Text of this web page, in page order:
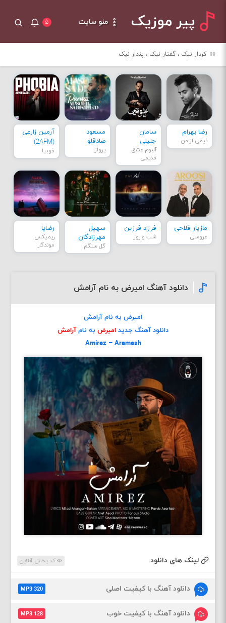
پیر موزیک منو سایت ۵
کردار نیک ، گفتار نیک ، پندار نیک
رضا بهرام
نیمی از من
سامان
جلیلی
آلبوم عشق
قدیمی
مسعود
صادقلو
پرواز
آرمین زارعی
(2AFM)
فوبیا
مازیار فلاحی
عروسی
فرزاد فرزین
شب و روز
سهیل
مهرزادگان
گل سنگم
رضایا
ریمیکس
موندگار
دانلود آهنگ امیرض به نام آرامش
امیرض به نام آرامش
دانلود آهنگ جدید امیرض به نام آرامش
Amirez – Aramesh
لینک های دانلود کد پخش آنلاین
دانلود آهنگ با کیفیت اصلی MP3 320
دانلود آهنگ با کیفیت خوب MP3 128